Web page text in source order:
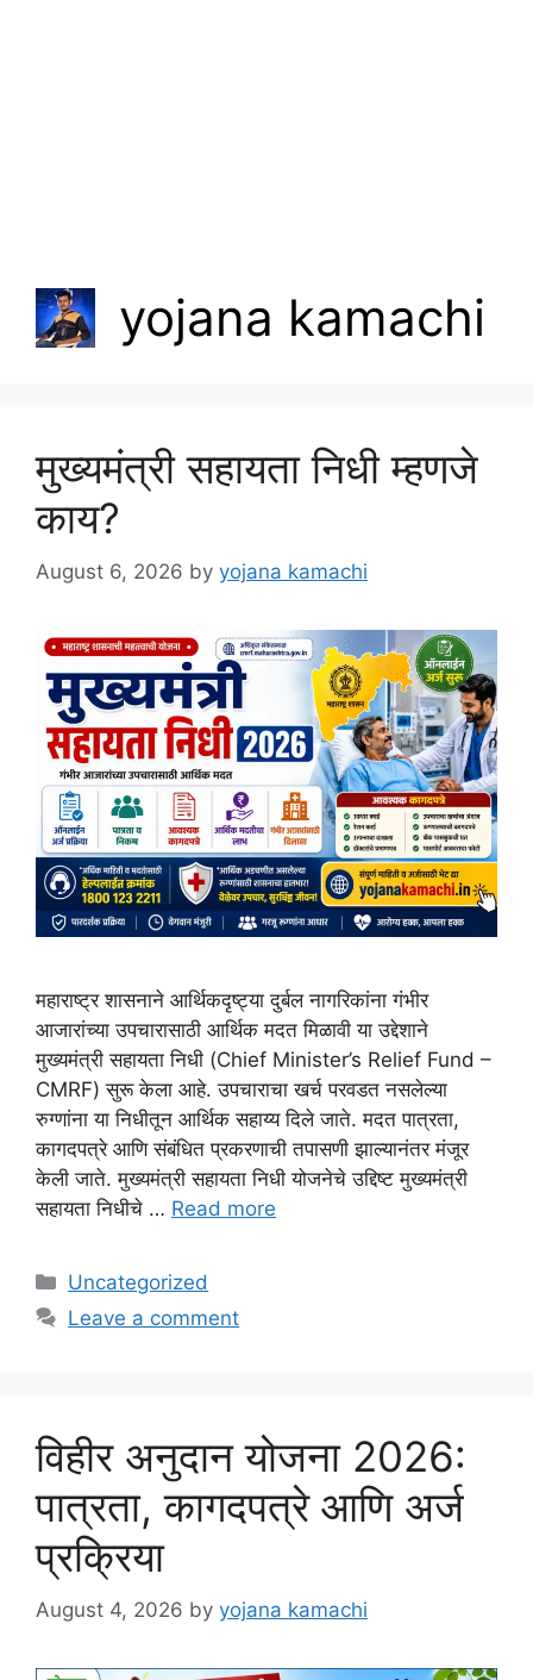
yojana kamachi
मुख्यमंत्री सहायता निधी म्हणजे
काय?
August 6, 2026 by yojana kamachi
महाराष्ट्र शासनाने आर्थिकदृष्ट्या दुर्बल नागरिकांना गंभीर
आजारांच्या उपचारासाठी आर्थिक मदत मिळावी या उद्देशाने
मुख्यमंत्री सहायता निधी (Chief Minister’s Relief Fund –
CMRF) सुरू केला आहे. उपचाराचा खर्च परवडत नसलेल्या
रुग्णांना या निधीतून आर्थिक सहाय्य दिले जाते. मदत पात्रता,
कागदपत्रे आणि संबंधित प्रकरणाची तपासणी झाल्यानंतर मंजूर
केली जाते. मुख्यमंत्री सहायता निधी योजनेचे उद्दिष्ट मुख्यमंत्री
सहायता निधीचे … Read more
Categories
Uncategorized
Leave a comment
विहीर अनुदान योजना 2026:
पात्रता, कागदपत्रे आणि अर्ज
प्रक्रिया
August 4, 2026 by yojana kamachi